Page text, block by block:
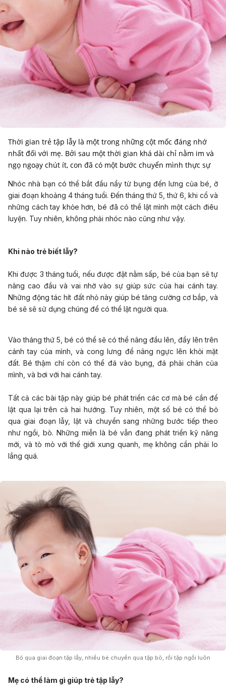
Thời gian trẻ tập lẫy là một trong những cột mốc đáng nhớ
nhất đối với mẹ. Bởi sau một thời gian khá dài chỉ nằm im và
ngọ ngoạy chút ít, con đã có một bước chuyển mình thực sự
Nhóc nhà bạn có thể bắt đầu nẩy từ bụng đến lưng của bé, ở
giai đoạn khoảng 4 tháng tuổi. Đến tháng thứ 5, thứ 6, khi cổ và
những cách tay khỏe hơn, bé đã có thể lật mình một cách điêu
luyện. Tuy nhiên, không phải nhóc nào cũng như vậy.
Khi nào trẻ biết lẫy?
Khi được 3 tháng tuổi, nếu được đặt nằm sấp, bé của bạn sẽ tự
nâng cao đầu và vai nhờ vào sự giúp sức của hai cánh tay.
Những động tác hít đất nhỏ này giúp bé tăng cường cơ bắp, và
bé sẽ sẽ sử dụng chúng để có thể lật người qua.
Vào tháng thứ 5, bé có thể sẽ có thể nâng đầu lên, đẩy lên trên
cánh tay của mình, và cong lưng để nâng ngực lên khỏi mặt
đất. Bé thậm chí còn có thể đá vào bụng, đá phải chân của
mình, và bơi với hai cánh tay.
Tất cả các bài tập này giúp bé phát triển các cơ mà bé cần để
lật qua lại trên cả hai hướng. Tuy nhiên, một số bé có thể bỏ
qua giai đoạn lẫy, lật và chuyển sang những bước tiếp theo
như ngồi, bò. Những miễn là bé vẫn đang phát triển kỹ năng
mới, và tò mò với thế giới xung quanh, mẹ không cần phải lo
lắng quá.
Bỏ qua giai đoạn tập lẫy, nhiều bé chuyển qua tập bò, rồi tập ngồi luôn
Mẹ có thể làm gì giúp trẻ tập lẫy?